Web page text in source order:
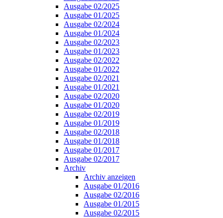
Ausgabe 02/2025
Ausgabe 01/2025
Ausgabe 02/2024
Ausgabe 01/2024
Ausgabe 02/2023
Ausgabe 01/2023
Ausgabe 02/2022
Ausgabe 01/2022
Ausgabe 02/2021
Ausgabe 01/2021
Ausgabe 02/2020
Ausgabe 01/2020
Ausgabe 02/2019
Ausgabe 01/2019
Ausgabe 02/2018
Ausgabe 01/2018
Ausgabe 01/2017
Ausgabe 02/2017
Archiv
Archiv anzeigen
Ausgabe 01/2016
Ausgabe 02/2016
Ausgabe 01/2015
Ausgabe 02/2015